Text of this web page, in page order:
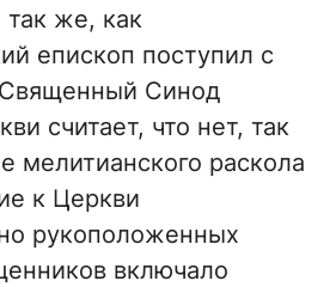
так же, как
епископ поступил с
Синод
считает, что нет, так
мелитианского раскола
к Церкви
рукоположенных
включало